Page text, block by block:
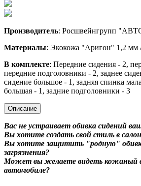
Производитель: Росшвейнгрупп
Материалы: Экокожа "Аригон" 1,2 мм
В комплекте: Передние сидения - 2,
передние подголовники - 2, заднее
сидение большое - 1, задняя спинка
большая - 1, задние подголовники - 3
Описание
Вас не устраивает обивка сидений
Вы хотите создать свой стиль в
Вы хотите защитить "родную"
загрязнения?
Может вы желаете видеть кожаный
автомобиле?